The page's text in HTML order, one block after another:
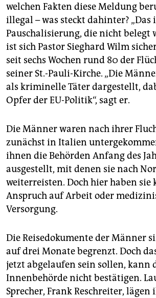
welchen Fakten diese Meldung
illegal – was steckt dahinter? „Das
Pauschalisierung, die nicht belegt
ist sich Pastor Sieghard Wilm
seit sechs Wochen rund 80 der
seiner St.-Pauli-Kirche. „Die
als kriminelle Täter dargestellt,
Opfer der EU-Politik“, sagt er.
Die Männer waren nach ihrer
zunächst in Italien
ihnen die Behörden Anfang des
ausgestellt, mit denen sie nach
weiterreisten. Doch hier haben sie
Anspruch auf Arbeit oder
Versorgung.
Die Reisedokumente der Männer
auf drei Monate begrenzt. Doch
jetzt abgelaufen sein sollen, kann
Innenbehörde nicht bestätigen.
Sprecher, Frank Reschreiter,